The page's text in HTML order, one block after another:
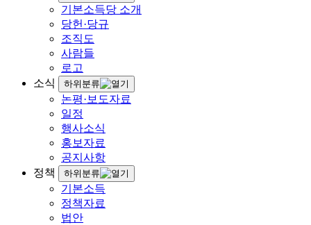
기본소득당 소개
당헌·당규
조직도
사람들
로고
소식
하위분류
논평·보도자료
일정
행사소식
홍보자료
공지사항
정책
하위분류
기본소득
정책자료
법안